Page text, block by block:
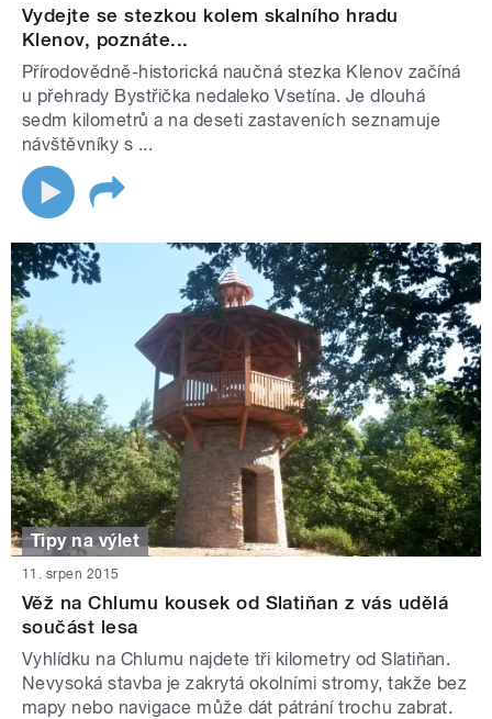
Vydejte se stezkou kolem skalního hradu
Klenov, poznáte...
Přírodovědně-historická naučná stezka Klenov začíná
u přehrady Bystřička nedaleko Vsetína. Je dlouhá
sedm kilometrů a na deseti zastaveních seznamuje
návštěvníky s ...
Tipy na výlet
11. srpen 2015
Věž na Chlumu kousek od Slatiňan z vás udělá
součást lesa
Vyhlídku na Chlumu najdete tři kilometry od Slatiňan.
Nevysoká stavba je zakrytá okolními stromy, takže bez
mapy nebo navigace může dát pátrání trochu zabrat.